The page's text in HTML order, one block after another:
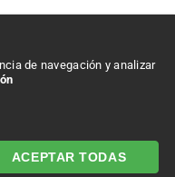
de navegación y analizar
ACEPTAR TODAS